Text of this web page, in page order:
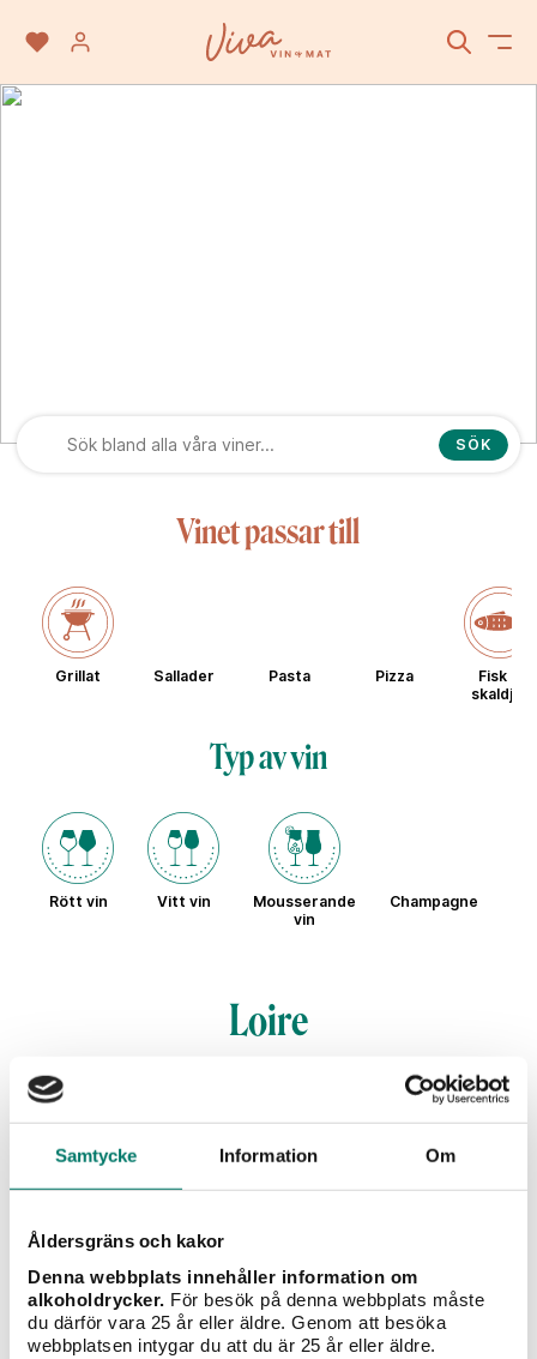
Samtycke Information Om
Åldersgräns och kakor
Denna webbplats innehåller information om
alkoholdrycker. För besök på denna webbplats måste
du därför vara 25 år eller äldre. Genom att besöka
webbplatsen intygar du att du är 25 år eller äldre.
SÖK
Vinet passar till
Grillat Sallader Pasta Pizza
Fisk &
skaldjur
Typ av vin
Rött vin Vitt vin
Mousserande
vin
Champagne
Loire
Senast tillagd